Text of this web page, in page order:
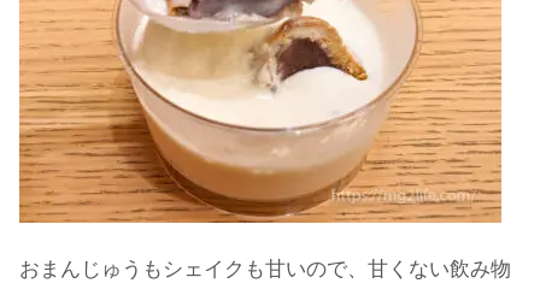
おまんじゅうもシェイクも甘いので、甘くない飲み物